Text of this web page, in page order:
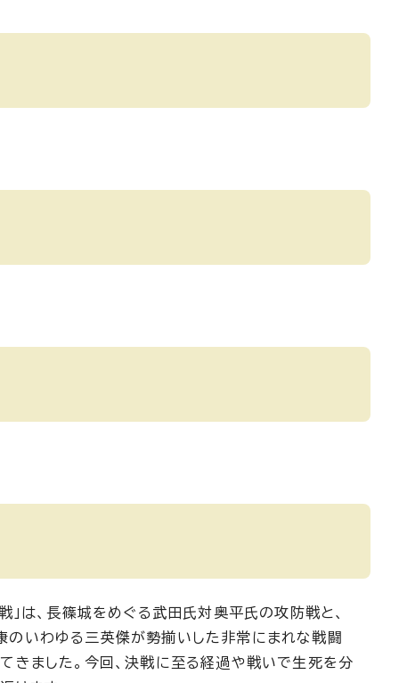
は、長篠城をめぐる武田氏対奥平氏の攻防戦と、
のいわゆる三英傑が勢揃いした非常にまれな戦闘
きました。今回、決戦に至る経過や戦いで生死を分